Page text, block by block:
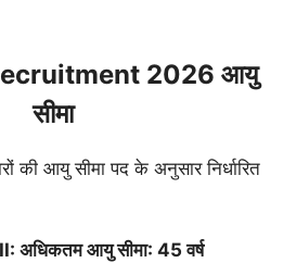
2026 आयु
सीमा
की आयु सीमा पद के अनुसार निर्धारित
अधिकतम आयु सीमा: 45 वर्ष